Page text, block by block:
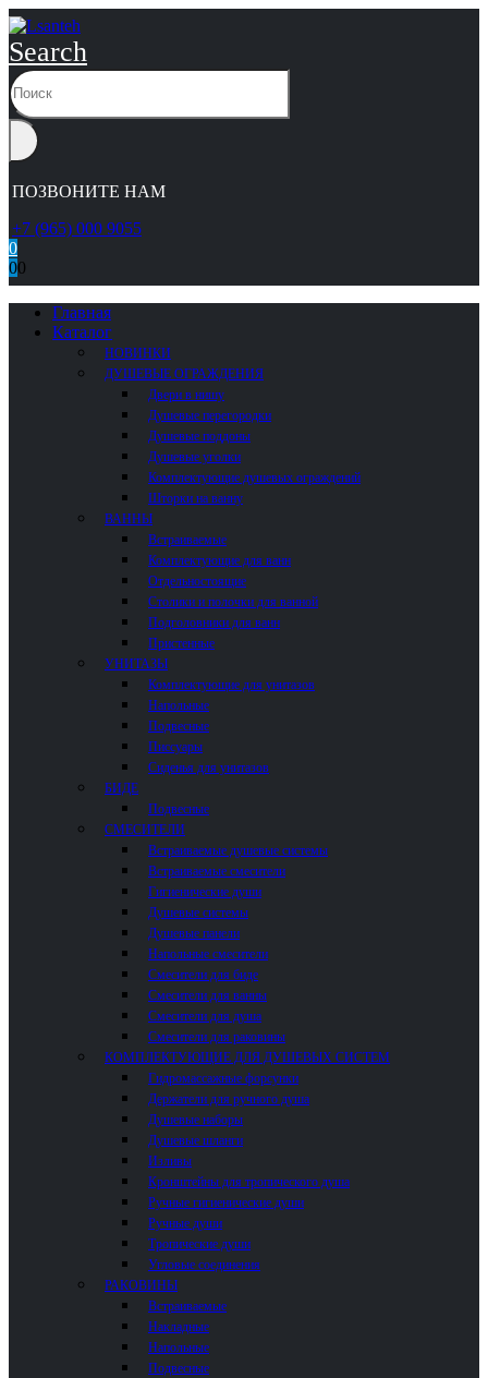
Search
ПОЗВОНИТЕ НАМ
+7 (965) 000 9055
0
00
Главная
Каталог
НОВИНКИ
ДУШЕВЫЕ ОГРАЖДЕНИЯ
Двери в нишу
Душевые перегородки
Душевые поддоны
Душевые уголки
Комплектующие душевых ограждений
Шторки на ванну
ВАННЫ
Встраиваемые
Комплектующие для ванн
Отдельностоящие
Столики и полочки для ванной
Подголовники для ванн
Пристенные
УНИТАЗЫ
Комплектующие для унитазов
Напольные
Подвесные
Писсуары
Сиденья для унитазов
БИДЕ
Подвесные
СМЕСИТЕЛИ
Встраиваемые душевые системы
Встраиваемые смесители
Гигиенические души
Душевые системы
Душевые панели
Напольные смесители
Смесители для биде
Смесители для ванны
Смесители для душа
Смесители для раковины
КОМПЛЕКТУЮЩИЕ ДЛЯ ДУШЕВЫХ СИСТЕМ
Гидромассажные форсунки
Держатели для ручного душа
Душевые наборы
Душевые шланги
Изливы
Кронштейны для тропического душа
Ручные гигиенические души
Ручные души
Тропические души
Угловые соединения
РАКОВИНЫ
Встраиваемые
Накладные
Напольные
Подвесные